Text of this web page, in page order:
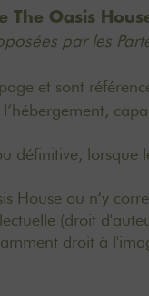
The Oasis
par les
et sont
définitive,
House ou n’y
(droit
droit à